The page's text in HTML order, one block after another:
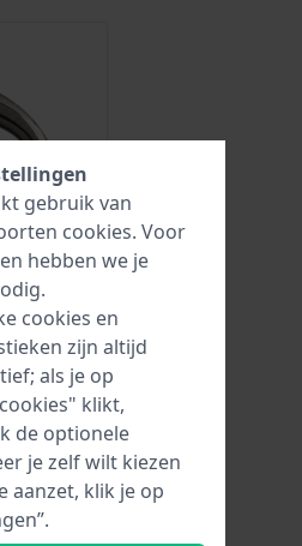
gesp
gebruik van
cookies. Voor
hebben we je
cookies en
zijn altijd
als je op
klikt,
de optionele
je zelf wilt kiezen
aanzet, klik je op